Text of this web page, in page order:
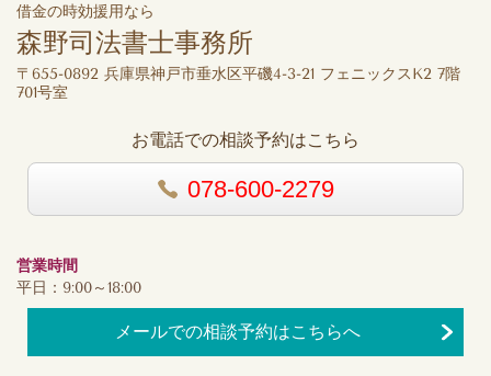
借金の時効援用なら
森野司法書士事務所
〒655-0892 兵庫県神戸市垂水区平磯4-3-21 フェニックスK2 7階
701号室
お電話での相談予約はこちら
078-600-2279
営業時間
平日：9:00～18:00
メールでの相談予約はこちらへ